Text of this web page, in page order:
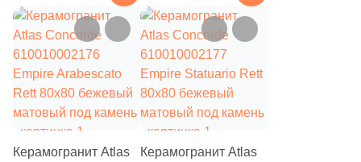
7.2х60 (13
7.3x31 (15)
7.5x15 (44)
7.5x60 ( 5)
7.2x80 (170)
черный матовый под
камень
бежевый матовый
под камень
Керамогранит Atlas
Керамогранит Atlas